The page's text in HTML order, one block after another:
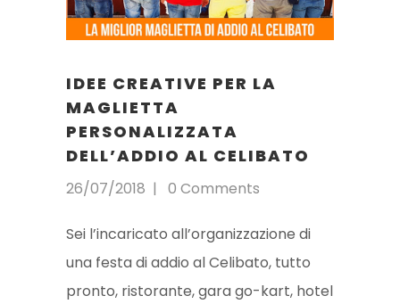
IDEE CREATIVE PER LA
MAGLIETTA
PERSONALIZZATA
DELL’ADDIO AL CELIBATO
26/07/2018 0 Comments
Sei l’incaricato all’organizzazione di
una festa di addio al Celibato, tutto
pronto, ristorante, gara go-kart, hotel